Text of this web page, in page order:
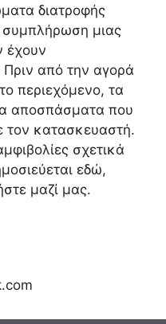
διατροφής
συμπλήρωση μιας
έχουν
Πριν από την αγορά
περιεχόμενο, τα
αποσπάσματα που
τον κατασκευαστή.
σχετικά
εδώ,
μαζί μας.